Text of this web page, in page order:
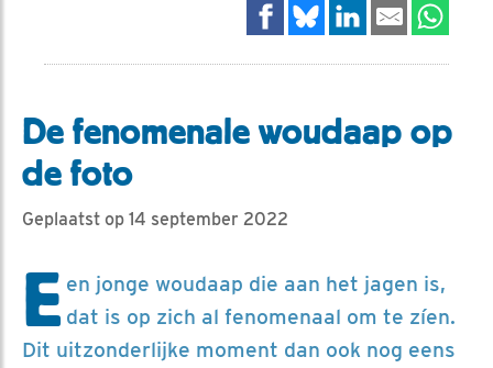
De fenomenale woudaap op
de foto
Geplaatst op 14 september 2022
E en jonge woudaap die aan het jagen is,
dat is op zich al fenomenaal om te zíen.
Dit uitzonderlijke moment dan ook nog eens